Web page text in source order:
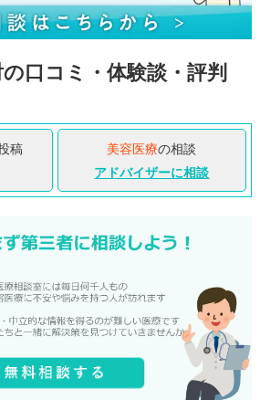
口コミ・体験談・評判
稿
美容医療の相談
アドバイザーに相談